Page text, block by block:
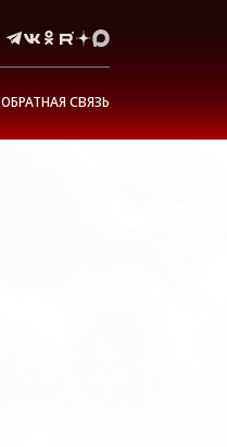
ОБРАТНАЯ СВЯЗЬ